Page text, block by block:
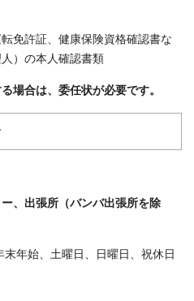
許証、健康保険資格確認書な
）の本人確認書類
場合は、委任状が必要です。
、出張所（バンバ出張所を除
年始、土曜日、日曜日、祝休日